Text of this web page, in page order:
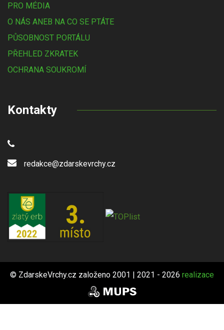
PRO MÉDIA
O NÁS ANEB NA CO SE PTÁTE
PŮSOBNOST PORTÁLU
PŘEHLED ZKRATEK
OCHRANA SOUKROMÍ
Kontakty
redakce@zdarskevrchy.cz
© ZdarskeVrchy.cz založeno 2001 | 2021 - 2026 realizace